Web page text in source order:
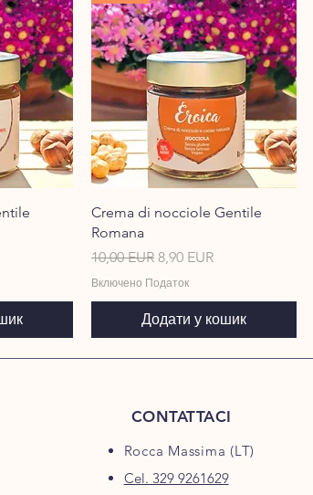
Швидкий перегляд
Crema di nocciole Gentile
Romana
Звичайна ціна
10,00 EUR За розпродажем
8,90 EUR
Включено Податок
Додати у кошик
CONTATTACI
Rocca Massima (LT)
Cel. 329 9261629